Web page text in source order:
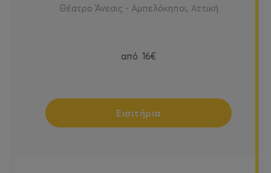
Θέατρο Άνεσις - Αμπελόκηποι, Αττική
από 16€
Εισιτήρια